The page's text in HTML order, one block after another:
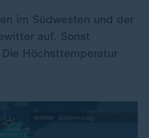
im Südwesten und der
auf. Sonst
Höchsttemperatur